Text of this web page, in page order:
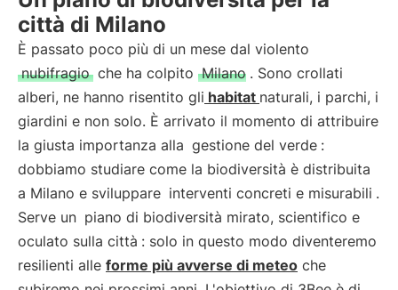
città di Milano
È passato poco più di un mese dal violento
nubifragio che ha colpito Milano . Sono crollati
alberi, ne hanno risentito gli habitat naturali, i parchi, i
giardini e non solo. È arrivato il momento di attribuire
la giusta importanza alla gestione del verde :
dobbiamo studiare come la biodiversità è distribuita
a Milano e sviluppare interventi concreti e misurabili .
Serve un piano di biodiversità mirato, scientifico e
oculato sulla città : solo in questo modo diventeremo
resilienti alle forme più avverse di meteo che